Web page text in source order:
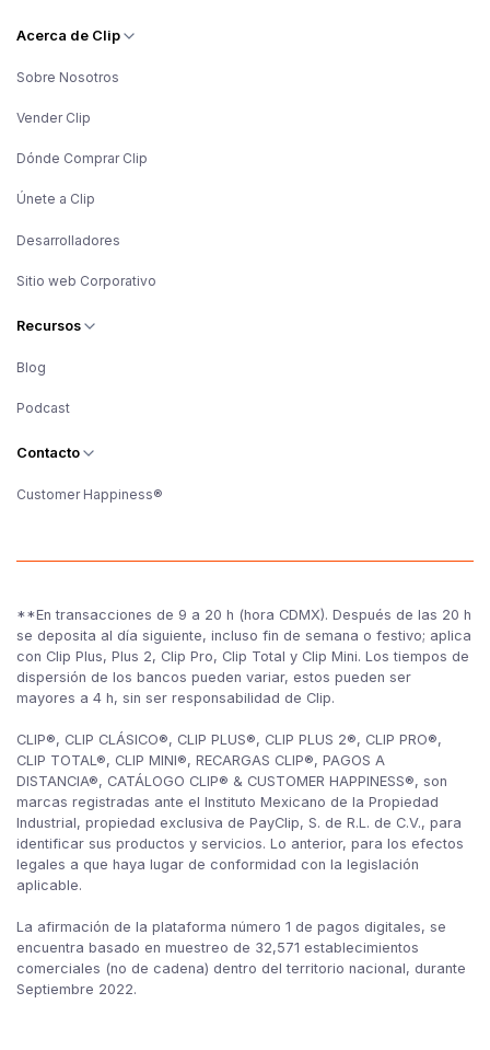
Acerca de Clip
Sobre Nosotros
Vender Clip
Dónde Comprar Clip
Únete a Clip
Desarrolladores
Sitio web Corporativo
Recursos
Blog
Podcast
Contacto
Customer Happiness®
**En transacciones de 9 a 20 h (hora CDMX). Después de las 20 h
se deposita al día siguiente, incluso fin de semana o festivo; aplica
con Clip Plus, Plus 2, Clip Pro, Clip Total y Clip Mini. Los tiempos de
dispersión de los bancos pueden variar, estos pueden ser
mayores a 4 h, sin ser responsabilidad de Clip.
CLIP®, CLIP CLÁSICO®, CLIP PLUS®, CLIP PLUS 2®, CLIP PRO®,
CLIP TOTAL®, CLIP MINI®, RECARGAS CLIP®, PAGOS A
DISTANCIA®, CATÁLOGO CLIP® & CUSTOMER HAPPINESS®, son
marcas registradas ante el Instituto Mexicano de la Propiedad
Industrial, propiedad exclusiva de PayClip, S. de R.L. de C.V., para
identificar sus productos y servicios. Lo anterior, para los efectos
legales a que haya lugar de conformidad con la legislación
aplicable.
La afirmación de la plataforma número 1 de pagos digitales, se
encuentra basado en muestreo de 32,571 establecimientos
comerciales (no de cadena) dentro del territorio nacional, durante
Septiembre 2022.